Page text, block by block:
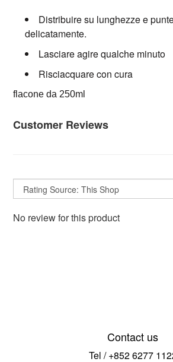
Distribuire su lunghezze e
delicatamente.
Lasciare agire qualche minuto
Risciacquare con cura
flacone da 250ml
Customer Reviews
No review for this product
Contact us
Tel / +852 6277